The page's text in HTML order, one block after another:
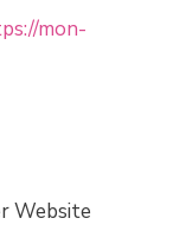
mon-
Website